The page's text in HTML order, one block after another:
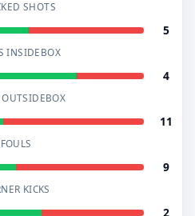
SHOTS
5
INSIDEBOX
4
11
FOULS
9
KICKS
2